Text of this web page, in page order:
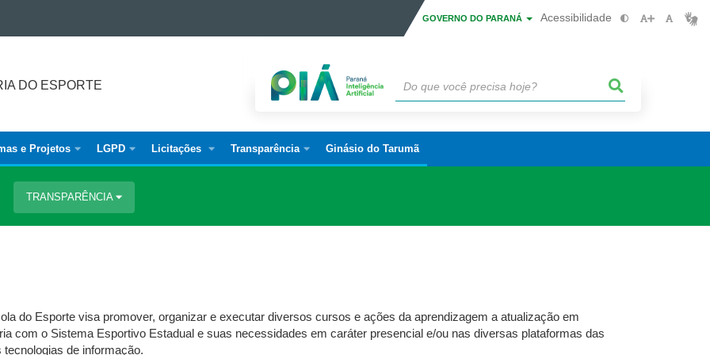
GOVERNO DO PARANÁ Acessibilidade
DO ESPORTE
e Projetos LGPD Licitações Transparência Ginásio do Tarumã
TRANSPARÊNCIA
do Esporte visa promover, organizar e executar diversos cursos e ações da aprendizagem a atualização em
com o Sistema Esportivo Estadual e suas necessidades em caráter presencial e/ou nas diversas plataformas das
tecnologias de informação.